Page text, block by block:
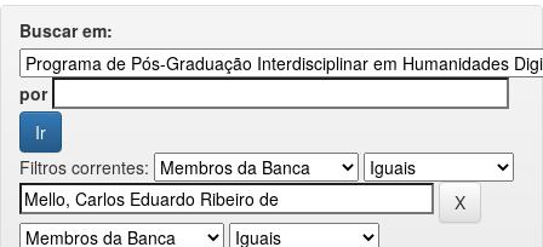
Buscar em:
por
Filtros correntes: